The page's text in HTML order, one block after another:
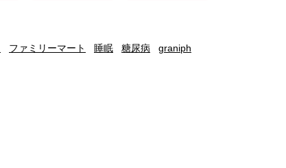
ファミリーマート 睡眠 糖尿病
graniph